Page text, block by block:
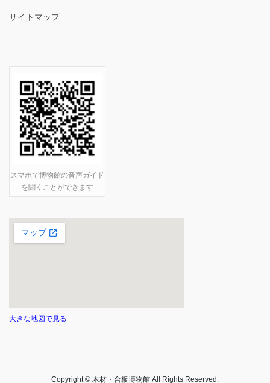
サイトマップ
スマホで博物館の音声ガイド
を聞くことができます
大きな地図で見る
Copyright © 木材・合板博物館 All Rights Reserved.